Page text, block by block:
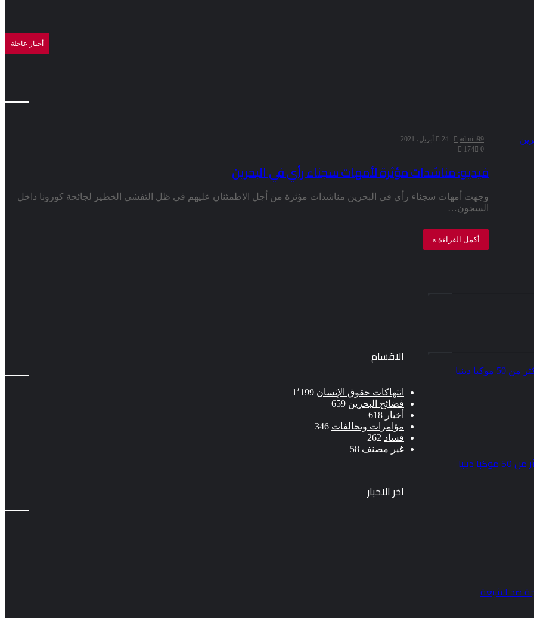
أخبار عاجلة
admin99
24 أبريل، 2021
0
174
فيديو: مناشدات مؤثرة لأمهات سجناء رأي في البحرين
وجهت أمهات سجناء رأي في البحرين مناشدات مؤثرة من أجل الاطمئنان عليهم في ظل التفشي الخطير لجائحة كورونا داخل
السجون…
أكمل القراءة »
ضد الشيعة
الاقسام
انتهاكات حقوق الإنسان 1٬199
فضائح البحرين 659
أخبار 618
مؤامرات وتحالفات 346
فساد 262
غير مصنف 58
اخر الاخبار